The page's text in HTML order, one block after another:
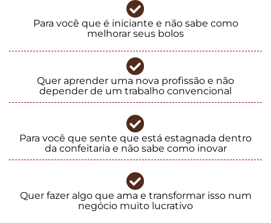
Para você que é iniciante e não sabe como
melhorar seus bolos
Quer aprender uma nova profissão e não
depender de um trabalho convencional
Para você que sente que está estagnada dentro
da confeitaria e não sabe como inovar
Quer fazer algo que ama e transformar isso num
negócio muito lucrativo